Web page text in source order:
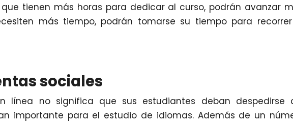
tienen más horas para dedicar al curso, podrán avanzar
más tiempo, podrán tomarse su tiempo para
sociales
línea no significa que sus estudiantes deban despedirse
importante para el estudio de idiomas. Además de un